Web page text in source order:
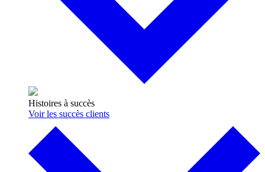
Histoires à succès
Voir les succès clients